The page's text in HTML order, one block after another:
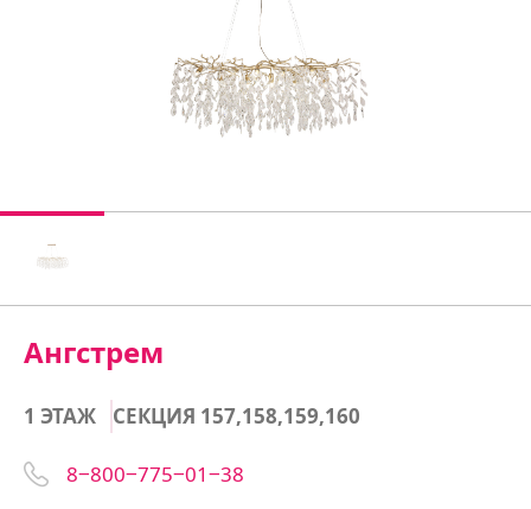
Ангстрем
1 ЭТАЖ СЕКЦИЯ 157,158,159,160
8‒800‒775‒01‒38